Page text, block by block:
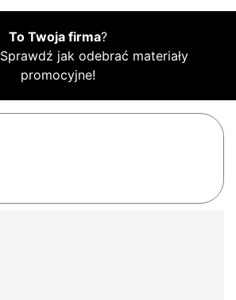
To Twoja firma?
Sprawdź jak odebrać materiały
promocyjne!